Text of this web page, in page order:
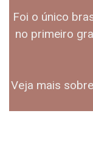
Foi o único
no primeiro
Veja mais